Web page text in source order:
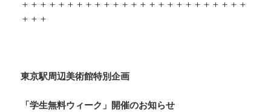
＋＋＋＋＋＋＋＋＋＋＋＋＋＋＋＋＋＋＋＋＋＋＋＋＋
＋＋＋
東京駅周辺美術館特別企画
「学生無料ウィーク」開催のお知らせ